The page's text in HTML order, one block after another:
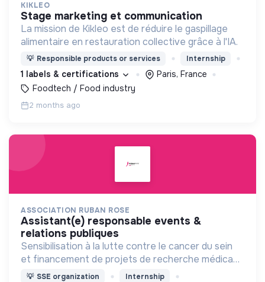
KIKLEO
stage marketing et communication
La mission de Kikleo est de réduire le gaspillage
alimentaire en restauration collective grâce à l'IA.
💡 Responsible products or services Internship
1 labels & certifications
Paris, France
Foodtech / Food industry
2 months ago
ASSOCIATION RUBAN ROSE
assistant(e) responsable events &
relations publiques
Sensibilisation à la lutte contre le cancer du sein
et financement de projets de recherche médicaux
pour contribuer à la lutte contre le cancer du sein.
💡 SSE organization Internship